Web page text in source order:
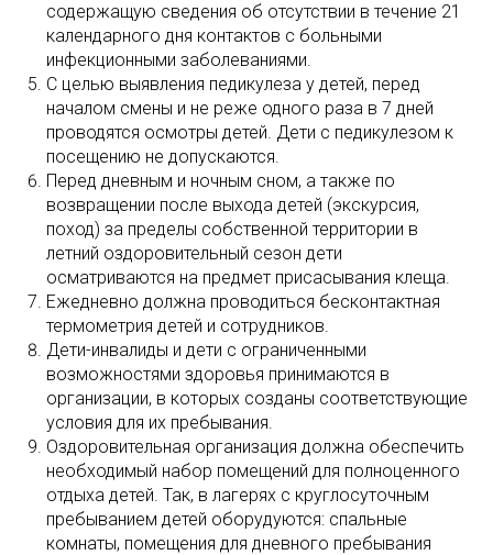
содержащую сведения об отсутствии в течение 21
календарного дня контактов с больными
инфекционными заболеваниями.
С целью выявления педикулеза у детей, перед
началом смены и не реже одного раза в 7 дней
проводятся осмотры детей. Дети с педикулезом к
посещению не допускаются.
Перед дневным и ночным сном, а также по
возвращении после выхода детей (экскурсия,
поход) за пределы собственной территории в
летний оздоровительный сезон дети
осматриваются на предмет присасывания клеща.
Ежедневно должна проводиться бесконтактная
термометрия детей и сотрудников.
Дети-инвалиды и дети с ограниченными
возможностями здоровья принимаются в
организации, в которых созданы соответствующие
условия для их пребывания.
Оздоровительная организация должна обеспечить
необходимый набор помещений для полноценного
отдыха детей. Так, в лагерях с круглосуточным
пребыванием детей оборудуются: спальные
комнаты, помещения для дневного пребывания